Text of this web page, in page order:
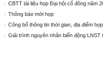
CBTT tài liệu họp Đại hội cổ đông năm
Thông báo mời họp
Công bố thông tin thời gian, địa điểm
Giải trình nguyên nhân biến động